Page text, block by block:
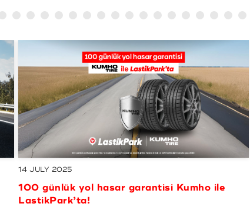
21 MAY 2025
10.000 TL ve üzeri alışverişlerde 750 TL’ye
varan MaxiPuan kazanma fırsatı